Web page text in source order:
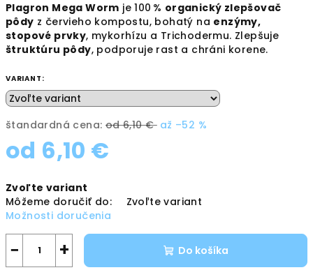
Plagron Mega Worm je 100 % organický zlepšovač
pôdy z červieho kompostu, bohatý na enzýmy,
stopové prvky, mykorhízu a Trichodermu. Zlepšuje
štruktúru pôdy, podporuje rast a chráni korene.
VARIANT:
štandardná cena: od 6,10 € až –52 %
od 6,10 €
cena:
Zvoľte variant
Môžeme doručiť do:
Zvoľte variant
Možnosti doručenia
+
− Do košíka